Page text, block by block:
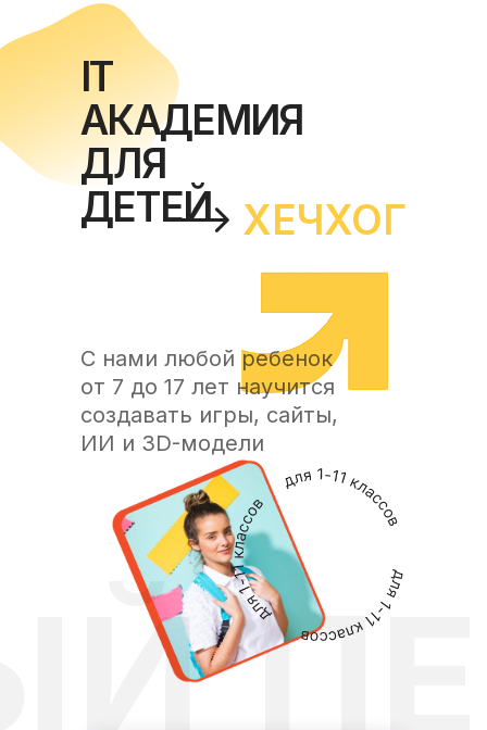
IT
АКАДЕМИЯ
ДЛЯ
ДЕТЕЙ
ХЕЧХОГ
С нами любой ребенок
от 7 до 17 лет научится
создавать игры, сайты,
ИИ и 3D-модели